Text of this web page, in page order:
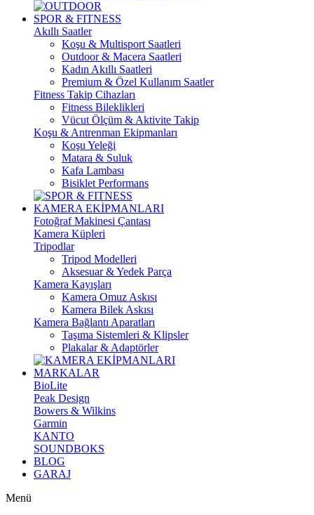
SPOR & FITNESS
Akıllı Saatler
Koşu & Multisport Saatleri
Outdoor & Macera Saatleri
Kadın Akıllı Saatleri
Premium & Özel Kullanım Saatler
Fitness Takip Cihazları
Fitness Bileklikleri
Vücut Ölçüm & Aktivite Takip
Koşu & Antrenman Ekipmanları
Koşu Yeleği
Matara & Suluk
Kafa Lambası
Bisiklet Performans
KAMERA EKİPMANLARI
Fotoğraf Makinesi Çantası
Kamera Küpleri
Tripodlar
Tripod Modelleri
Aksesuar & Yedek Parça
Kamera Kayışları
Kamera Omuz Askısı
Kamera Bilek Askısı
Kamera Bağlantı Aparatları
Taşıma Sistemleri & Klipsler
Plakalar & Adaptörler
MARKALAR
BioLite
Peak Design
Bowers & Wilkins
Garmin
KANTO
SOUNDBOKS
BLOG
GARAJ
Menü